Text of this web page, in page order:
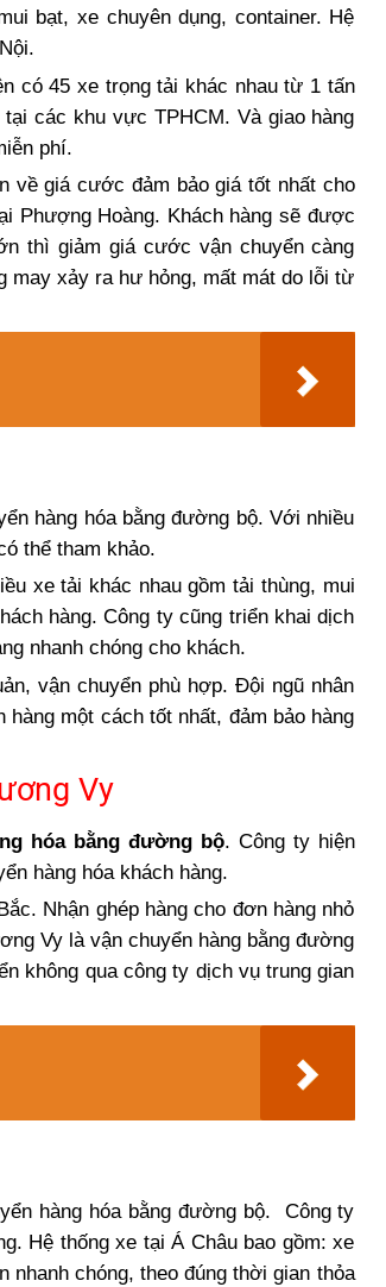
bạt, xe chuyên dụng, container. Hệ
có 45 xe trọng tải khác nhau từ 1 tấn
các khu vực TPHCM. Và giao hàng
phí.
về giá cước đảm bảo giá tốt nhất cho
Phượng Hoàng. Khách hàng sẽ được
thì giảm giá cước vận chuyển càng
may xảy ra hư hỏng, mất mát do lỗi từ
hàng hóa bằng đường bộ. Với nhiều
thể tham khảo.
xe tải khác nhau gồm tải thùng, mui
hàng. Công ty cũng triển khai dịch
nhanh chóng cho khách.
vận chuyển phù hợp. Đội ngũ nhân
một cách tốt nhất, đảm bảo hàng
Vy
hóa bằng đường bộ. Công ty hiện
hàng hóa khách hàng.
Nhận ghép hàng cho đơn hàng nhỏ
Vy là vận chuyển hàng bằng đường
không qua công ty dịch vụ trung gian
hàng hóa bằng đường bộ. Công ty
Hệ thống xe tại Á Châu bao gồm: xe
chóng, theo đúng thời gian thỏa